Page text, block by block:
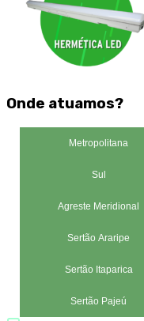
Onde atuamos?
Metropolitana
Sul
Agreste Meridional
Sertão Araripe
Sertão Itaparica
Sertão Pajeú